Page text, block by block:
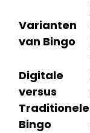
Varianten
van Bingo
Digitale
versus
Traditionele
Bingo